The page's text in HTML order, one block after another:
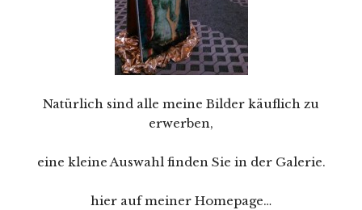
Natürlich sind alle meine Bilder käuflich zu
erwerben,
eine kleine Auswahl finden Sie in der Galerie.
hier auf meiner Homepage…